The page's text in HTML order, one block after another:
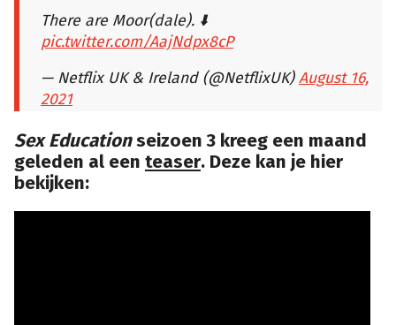
There are Moor(dale). ⬇️
pic.twitter.com/AajNdpx8cP
— Netflix UK & Ireland (@NetflixUK)August 16,
2021
Sex Educationseizoen 3 kreeg een maand
geleden al een teaser. Deze kan je hier
bekijken: